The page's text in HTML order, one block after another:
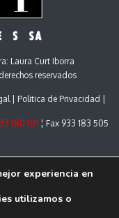
Laura Curt Iborra
reservados
Politica de Privacidad
180 101 ¦ Fax 933 183 505
experiencia en
utilizamos o